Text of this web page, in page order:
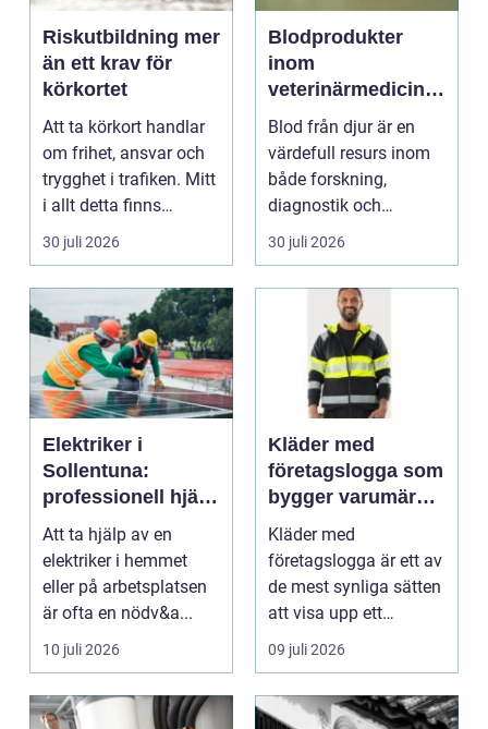
Riskutbildning mer
än ett krav för
körkortet
Att ta körkort handlar
om frihet, ansvar och
trygghet i trafiken. Mitt
i allt detta finns
riskutbild...
30 juli 2026
Blodprodukter
inom
veterinärmedicin
funktion, kvalitet
och användning
Blod från djur är en
värdefull resurs inom
både forskning,
diagnostik och
veterinärmedicin. När
30 juli 2026
Elektriker i
Sollentuna:
professionell hjälp
när du behöver det
Att ta hjälp av en
elektriker i hemmet
eller på arbetsplatsen
är ofta en nödv&a...
10 juli 2026
Kläder med
företagslogga som
bygger varumärke
i vardagen
Kläder med
företagslogga är ett av
de mest synliga sätten
att visa upp ett
varum...
09 juli 2026